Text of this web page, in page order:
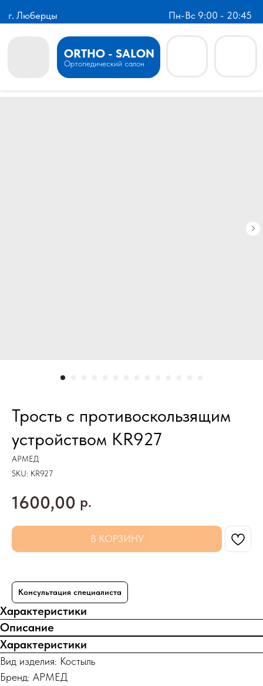
г. Люберцы Пн-Вс 9:00 - 20:45
ORTHO - SALON
Ортопедический салон
Трость с противоскользящим
устройством KR927
АРМЕД
SKU: KR927
1600,00 р.
В КОРЗИНУ
Консультация специалиста
Характеристики
Описание
Характеристики
Вид изделия: Костыль
Бренд: АРМЕД